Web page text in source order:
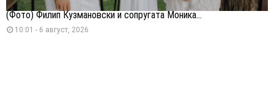
(Фото) Филип Кузмановски и сопругата Моника...
10:01 - 6 август, 2026